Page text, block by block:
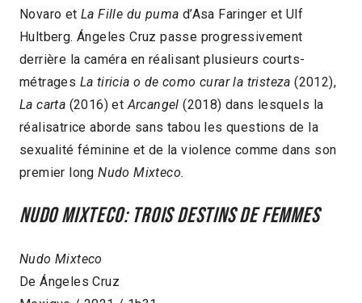
Novaro etLa Fille du puma d’Asa Faringer et Ulf
Hultberg. Ángeles Cruz passe progressivement
derrière la caméra en réalisant plusieurs courts-
métrages La tiricia o de como curar la tristeza(2012),
La carta (2016) etArcangel(2018) dans lesquels la
réalisatrice aborde sans tabou les questions de la
sexualité féminine et de la violence comme dans son
premier longNudo Mixteco.
Nudo Mixteco: trois destins de femmes
Nudo Mixteco
De Ángeles Cruz